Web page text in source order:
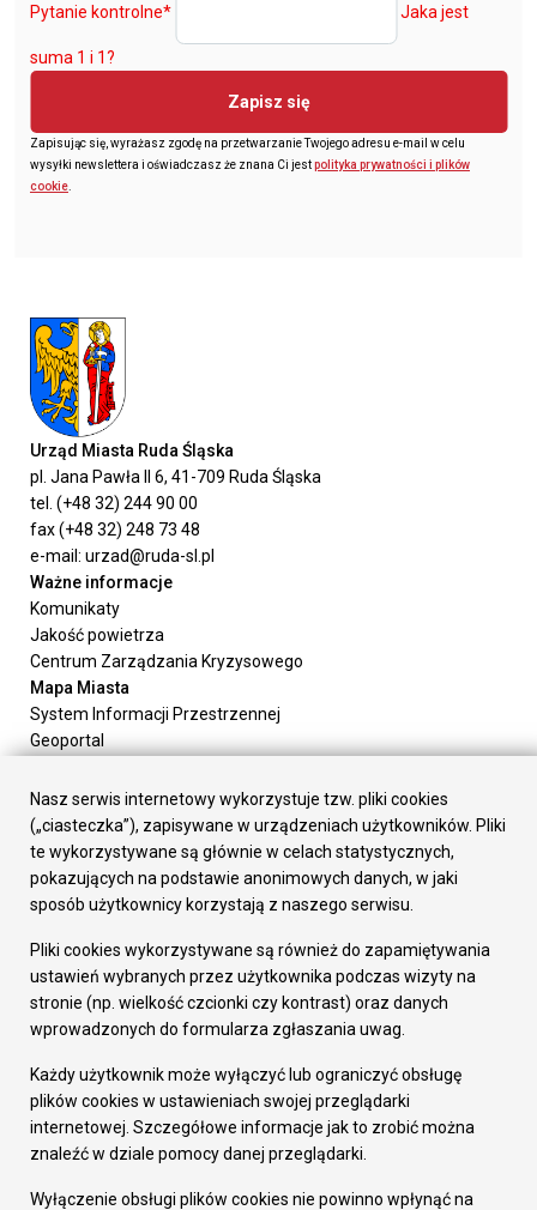
Pytanie kontrolne* Jaka jest
suma 1 i 1?
Zapisz się
Zapisując się, wyrażasz zgodę na przetwarzanie Twojego adresu e-mail w celu
wysyłki newslettera i oświadczasz że znana Ci jestpolityka prywatności i plików
cookie
Urząd Miasta Ruda Śląska
pl. Jana Pawła II 6, 41-709 Ruda Śląska
tel. (+48 32) 244 90 00
fax (+48 32) 248 73 48
e-mail: urzad@ruda-sl.pl
Ważne informacje
Komunikaty
Jakość powietrza
Centrum Zarządzania Kryzysowego
Mapa Miasta
System Informacji Przestrzennej
Geoportal
Załatw sprawę
Prezydent Miasta
Rada Miasta
Wydziały
Elektroniczna Skrzynka Podawcza
Gospodarka
Fundusze europejskie
Środki krajowe
Oferty inwestycyjne
Pozostałe
Deklaracja dostępności
Dane osobowe
Dodaj opinię o witrynie
Nasz serwis internetowy wykorzystuje tzw. pliki cookies
(„ciasteczka”), zapisywane w urządzeniach użytkowników. Pliki
te wykorzystywane są głównie w celach statystycznych,
pokazujących na podstawie anonimowych danych, w jaki
sposób użytkownicy korzystają z naszego serwisu.
Pliki cookies wykorzystywane są również do zapamiętywania
ustawień wybranych przez użytkownika podczas wizyty na
stronie (np. wielkość czcionki czy kontrast) oraz danych
wprowadzonych do formularza zgłaszania uwag.
Każdy użytkownik może wyłączyć lub ograniczyć obsługę
plików cookies w ustawieniach swojej przeglądarki
internetowej. Szczegółowe informacje jak to zrobić można
znaleźć w dziale pomocy danej przeglądarki.
Wyłączenie obsługi plików cookies nie powinno wpłynąć na